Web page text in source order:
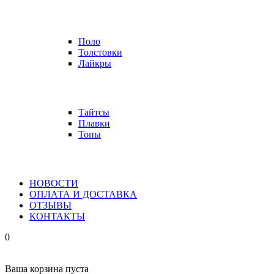
Поло
Толстовки
Лайкры
Тайтсы
Плавки
Топы
НОВОСТИ
ОПЛАТА И ДОСТАВКА
ОТЗЫВЫ
КОНТАКТЫ
0
Ваша корзина пуста